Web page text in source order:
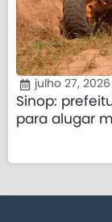
julho 27, 2026
Sinop:
para alugar